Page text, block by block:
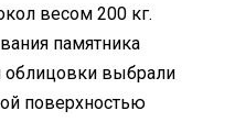
весом 200 кг.
памятника
выбрали
поверхностью